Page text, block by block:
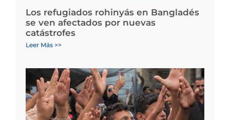
Los refugiados rohinyás en Bangladés
se ven afectados por nuevas
catástrofes
Leer Más >>